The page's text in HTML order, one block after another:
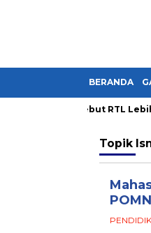
BERANDA
PDM Garut Sebut RTL Lebih
Topik